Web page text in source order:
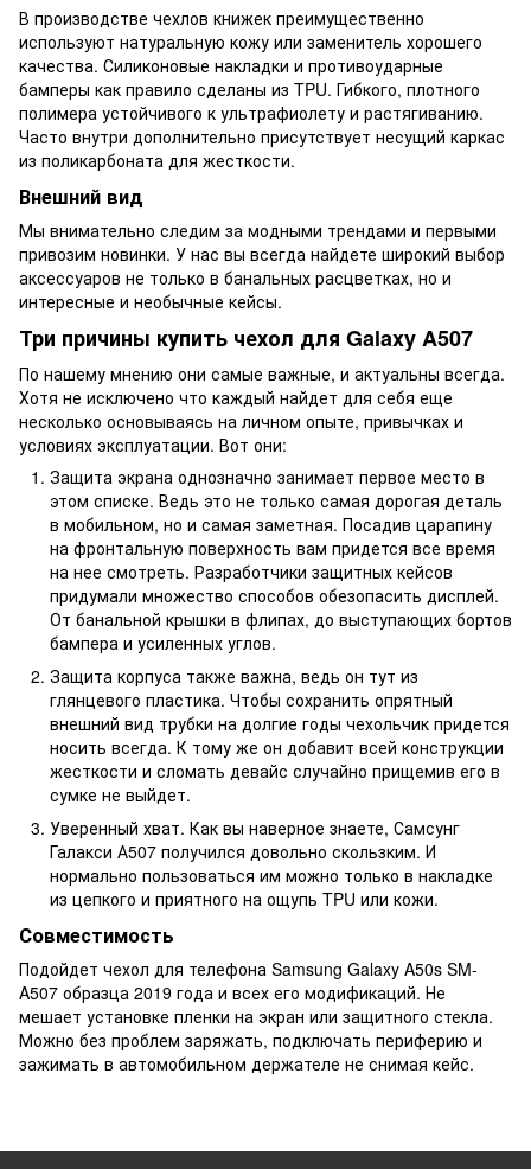
В производстве чехлов книжек преимущественно
используют натуральную кожу или заменитель хорошего
качества. Силиконовые накладки и противоударные
бамперы как правило сделаны из TPU. Гибкого, плотного
полимера устойчивого к ультрафиолету и растягиванию.
Часто внутри дополнительно присутствует несущий каркас
из поликарбоната для жесткости.
Внешний вид
Мы внимательно следим за модными трендами и первыми
привозим новинки. У нас вы всегда найдете широкий выбор
аксессуаров не только в банальных расцветках, но и
интересные и необычные кейсы.
Три причины купить чехол для Galaxy A507
По нашему мнению они самые важные, и актуальны всегда.
Хотя не исключено что каждый найдет для себя еще
несколько основываясь на личном опыте, привычках и
условиях эксплуатации. Вот они:
Защита экрана однозначно занимает первое место в
этом списке. Ведь это не только самая дорогая деталь
в мобильном, но и самая заметная. Посадив царапину
на фронтальную поверхность вам придется все время
на нее смотреть. Разработчики защитных кейсов
придумали множество способов обезопасить дисплей.
От банальной крышки в флипах, до выступающих бортов
бампера и усиленных углов.
Защита корпуса также важна, ведь он тут из
глянцевого пластика. Чтобы сохранить опрятный
внешний вид трубки на долгие годы чехольчик придется
носить всегда. К тому же он добавит всей конструкции
жесткости и сломать девайс случайно прищемив его в
сумке не выйдет.
Уверенный хват. Как вы наверное знаете, Самсунг
Галакси А507 получился довольно скользким. И
нормально пользоваться им можно только в накладке
из цепкого и приятного на ощупь TPU или кожи.
Совместимость
Подойдет чехол для телефона Samsung Galaxy A50s SM-
A507 образца 2019 года и всех его модификаций. Не
мешает установке пленки на экран или защитного стекла.
Можно без проблем заряжать, подключать периферию и
зажимать в автомобильном держателе не снимая кейс.